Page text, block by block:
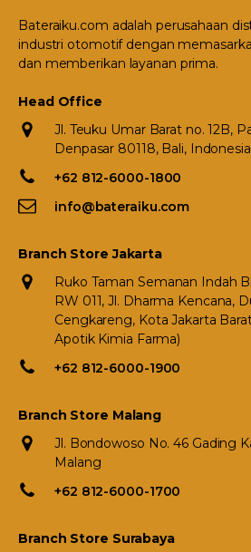
Bateraiku.com adalah perusahaan
industri otomotif dengan
dan memberikan layanan prima.
Head Office
Jl. Teuku Umar Barat no. 12B,
Denpasar 80118, Bali, Indonesia
+62 812-6000-1800
info@bateraiku.com
Branch Store Jakarta
Ruko Taman Semanan Indah
RW 011, Jl. Dharma Kencana,
Cengkareng, Kota Jakarta
Apotik Kimia Farma)
+62 812-6000-1900
Branch Store Malang
Jl. Bondowoso No. 46 Gading
Malang
+62 812-6000-1700
Branch Store Surabaya